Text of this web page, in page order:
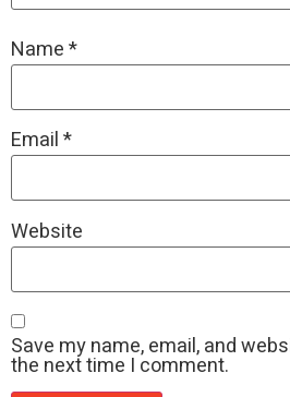
Name*
Email*
Website
Save my name, email, and
the next time I comment.